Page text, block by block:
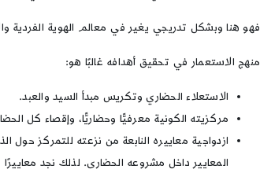
فهو هنا وبشكل تدريجي يغير في معالم الهوية الفردية
منهج الاستعمار في تحقيق أهدافه غالبًا هو:
الاستعلاء الحضاري وتكريس مبدأ السيد والعبد.
مركزيته الكونية معرفيًّا وحضاريًّا، وإقصاء كل
ازدواجية معاييره النابعة من نزعته للتمركز
المعايير داخل مشروعه الحضاري. لذلك نجد